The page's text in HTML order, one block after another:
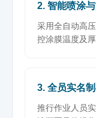
2. 智能喷涂
采用全自动高
控涂膜温度及
3. 全员实名
推行作业人员